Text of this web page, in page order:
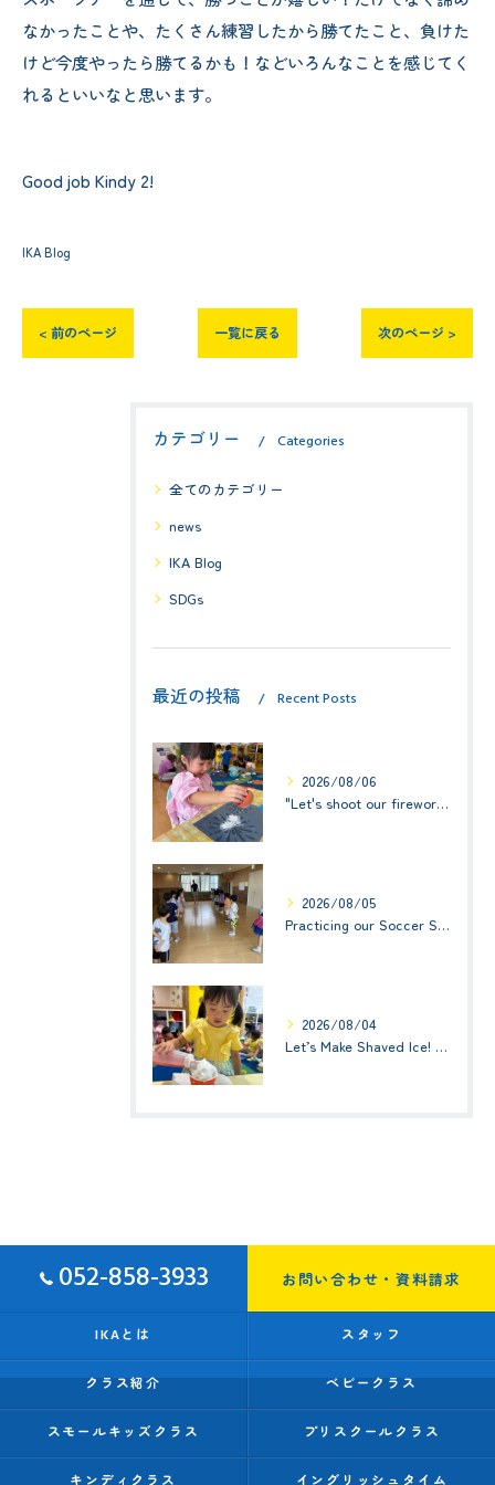
なかったことや、たくさん練習したから勝てたこと、負けた
けど今度やったら勝てるかも！などいろんなことを感じてく
れるといいなと思います。
Good job Kindy 2!
IKA Blog
< 前のページ 一覧に戻る 次のページ >
カテゴリー Categories
全てのカテゴリー
news
IKA Blog
SDGs
最近の投稿 Recent Posts
2026/08/06
"Let's shoot our fireworks!" (みんなで花火を打ち上げよう！) ☆ Preschool (2歳児クラス)
2026/08/05
Practicing our Soccer Skills! ☆ Kindy 3
2026/08/04
Let’s Make Shaved Ice! (かき氷を作ろう！)☆ Kindy 1(年少クラス)
052-858-3933 お問い合わせ・資料請求
IKAとは スタッフ
クラス紹介 ベビークラス
スモールキッズクラス プリスクールクラス